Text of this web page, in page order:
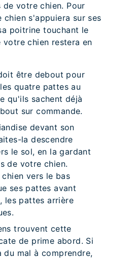
de votre chien. Pour
chien s'appuiera sur ses
poitrine touchant le
votre chien restera en
être debout pour
quatre pattes au
qu'ils sachent déjà
sur commande.
devant son
la descendre
le sol, en la gardant
de votre chien.
vers le bas
ses pattes avant
les pattes arrière
trouvent cette
de prime abord. Si
du mal à comprendre,